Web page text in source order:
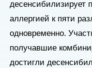
десенсибилизирует
аллергией к пяти
одновременно.
получавшие
достигли